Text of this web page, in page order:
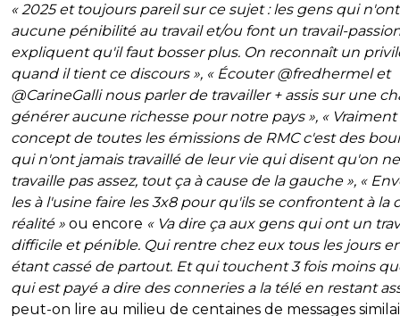
« 2025 et toujours pareil sur ce sujet : les gens qui n'ont
aucune pénibilité au travail et/ou font un travail-
expliquent qu'il faut bosser plus. On reconnaît un
quand il tient ce discours », « Écouter @fredhermel et
@CarineGalli nous parler de travailler + assis sur une
générer aucune richesse pour notre pays », « Vraiment
concept de toutes les émissions de RMC c'est des
qui n'ont jamais travaillé de leur vie qui disent qu'on ne
travaille pas assez, tout ça à cause de la gauche », «
les à l'usine faire les 3x8 pour qu'ils se confrontent à la
réalité » ou encore « Va dire ça aux gens qui ont un
difficile et pénible. Qui rentre chez eux tous les jours
étant cassé de partout. Et qui touchent 3 fois moins
qui est payé a dire des conneries a la télé en restant
peut-on lire au milieu de centaines de messages